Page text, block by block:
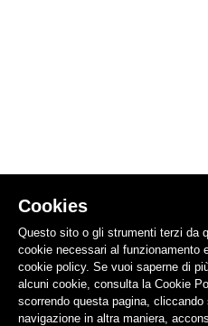
Cookies
Questo sito o gli strumenti terzi da
cookie necessari al funzionamento
cookie policy. Se vuoi saperne di
alcuni cookie, consulta la Cookie
scorrendo questa pagina,
navigazione in altra maniera,